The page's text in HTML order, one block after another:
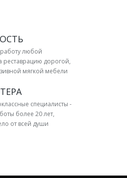
любой
реставрацию дорогой,
мягкой мебели
специалисты -
более 20 лет,
от всей души